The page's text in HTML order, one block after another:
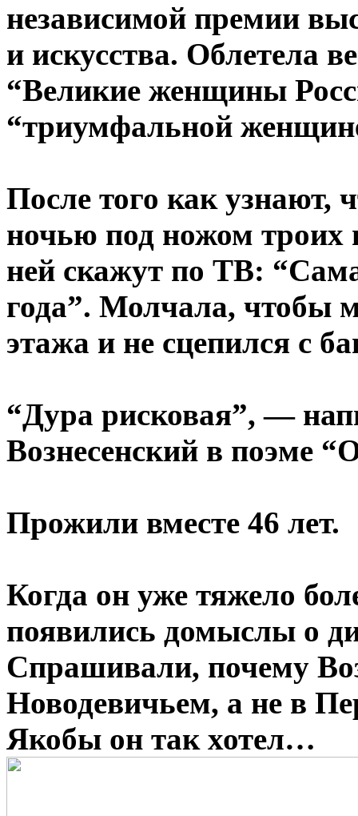
независимой премии
и искусства. Облетела
“Великие женщины
“триумфальной
После того как узнают,
ночью под ножом троих
ней скажут по ТВ:
года”. Молчала, чтобы
этажа и не сцепился с
“Дура рисковая”, —
Вознесенский в поэме
Прожили вместе 46 лет.
Когда он уже тяжело
появились домыслы о
Спрашивали, почему
Новодевичьем, а не в
Якобы он так хотел…